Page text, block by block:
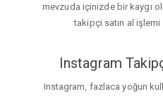
mevzuda içinizde bir kaygı
takipçi satın al
Instagram
Instagram, fazlaca yoğun